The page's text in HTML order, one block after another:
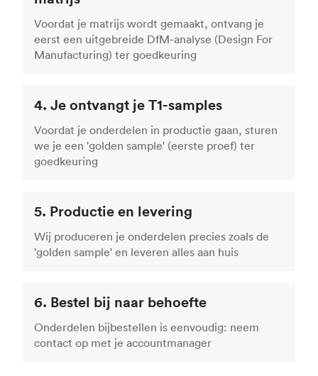
Voordat je matrijs wordt gemaakt, ontvang je
eerst een uitgebreide DfM-analyse (Design For
Manufacturing) ter goedkeuring
4. Je ontvangt je T1-samples
Voordat je onderdelen in productie gaan, sturen
we je een 'golden sample' (eerste proef) ter
goedkeuring
5. Productie en levering
Wij produceren je onderdelen precies zoals de
'golden sample' en leveren alles aan huis
6. Bestel bij naar behoefte
Onderdelen bijbestellen is eenvoudig: neem
contact op met je accountmanager